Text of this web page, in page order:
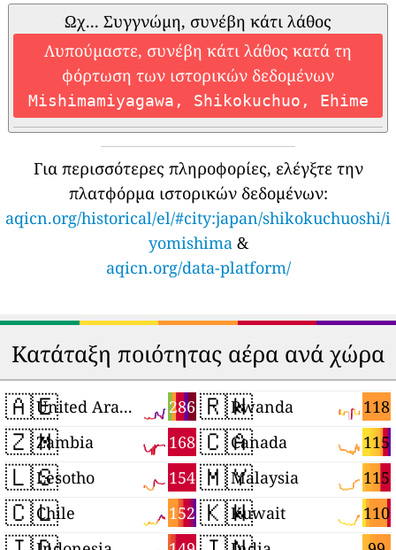
Ωχ... Συγγνώμη, συνέβη κάτι λάθος
Λυπούμαστε, συνέβη κάτι λάθος κατά τη
φόρτωση των ιστορικών δεδομένων
Mishimamiyagawa, Shikokuchuo, Ehime
Για περισσότερες πληροφορίες, ελέγξτε την
πλατφόρμα ιστορικών δεδομένων:
aqicn.org/historical/el/#city:japan/shikokuchuoshi/i
yomishima&
aqicn.org/data-platform/
Κατάταξη ποιότητας αέρα ανά χώρα
🇦🇪 286
United Arab Emirates
🇿🇲 168
Zambia
🇱🇸 154
Lesotho
🇨🇱 152
Chile
🇷🇼 118
Rwanda
🇨🇦 115
Canada
🇲🇾 115
Malaysia
🇰🇼 110
Kuwait